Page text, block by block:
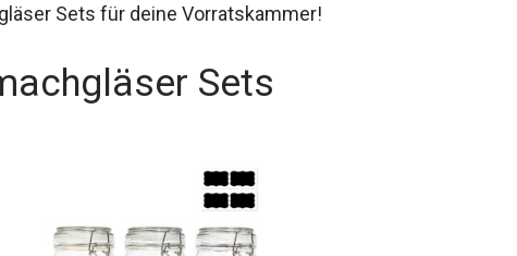
Sets für deine Vorratskammer!
Sets